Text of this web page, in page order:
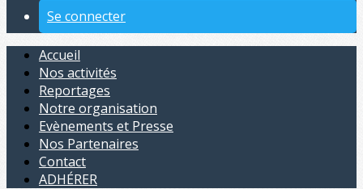
Se connecter
Accueil
Nos activités
Reportages
Notre organisation
Evènements et Presse
Nos Partenaires
Contact
ADHÉRER